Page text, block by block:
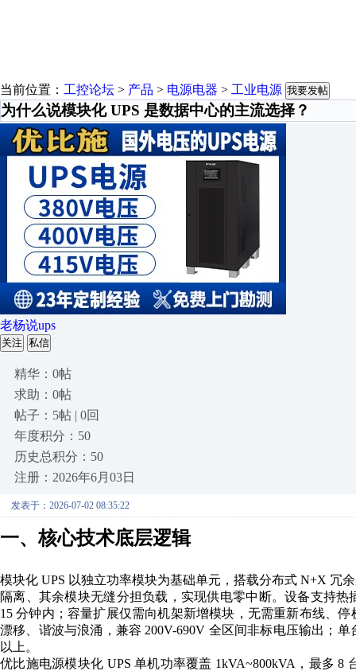
当前位置： 工控论坛 > 产品 > 电源电器 > 工业电源 我要发帖
为什么说模块化 UPS 是数据中心的主流选择？
老杨说ups
关注 私信
精华：0帖
求助：0帖
帖子：5帖 | 0回
年度积分：50
历史总积分：50
注册：2026年6月03日
发表于：2026-07-02 08:35:22
一、核心技术底层逻辑
模块化 UPS 以独立功率模块为基础单元，搭载分布式 N+X 冗
隔离、其余模块无缝分担负载，实现供电零中断。设备支持
15 分钟内；容量扩展仅需向机架新增模块，无需重新布线、
漂移、谐波与浪涌，兼容 200V-690V 全区间非标电压输出；
以上。
优比施电源模块化 UPS 单机功率覆盖 1kVA~800kVA，最多